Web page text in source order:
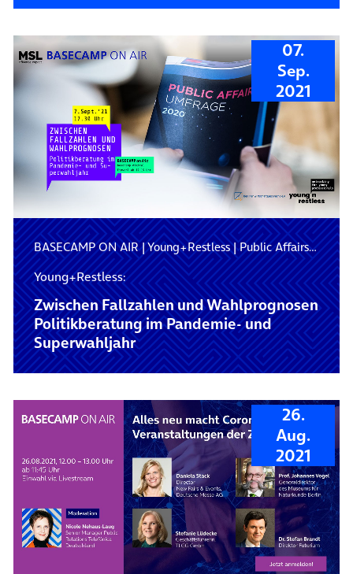
07.
Sep.
2021
BASECAMP ON AIR|Young+Restless|Public Affairs Umfrage
Young+Restless:
Zwischen Fallzahlen und Wahlprognosen
Politikberatung im Pandemie- und
Superwahljahr
26.
Aug.
2021